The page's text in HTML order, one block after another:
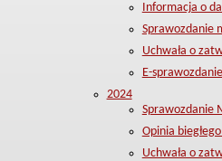
Informacja o
Sprawozdanie
Uchwała o
E-
2024
Sprawozdanie
Opinia
Uchwała o